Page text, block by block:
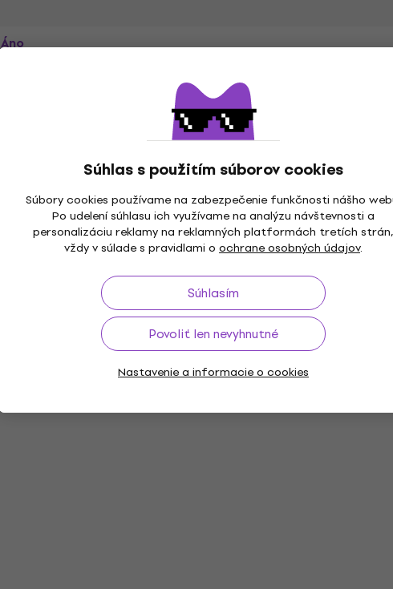
Súhlas s použitím súborov cookies
Súbory cookies používame na zabezpečenie funkčnosti nášho
Po udelení súhlasu ich využívame na analýzu návštevnosti a
personalizáciu reklamy na reklamných platformách tretích strán,
vždy v súlade s pravidlami o ochrane osobných údajov.
Súhlasím
Povoliť len nevyhnutné
Nastavenie a informacie o cookies
Áno
VST, AU, AAX
Systémové požiadavky